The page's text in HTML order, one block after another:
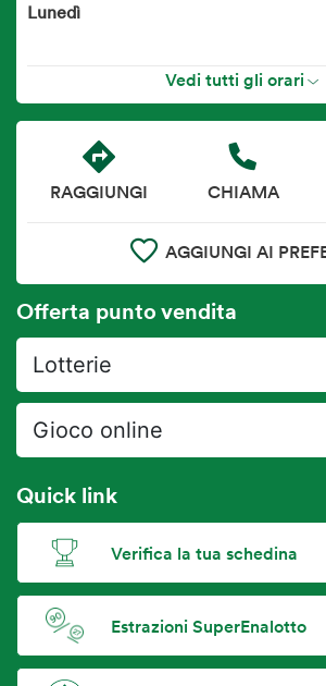
Lunedì
Vedi tutti gli orari
Offerta punto vendita
Lotterie
Gioco online
Quick link
Verifica la tua schedina
Estrazioni SuperEnalotto
RAGGIUNGI CHIAMA
AGGIUNGI AI